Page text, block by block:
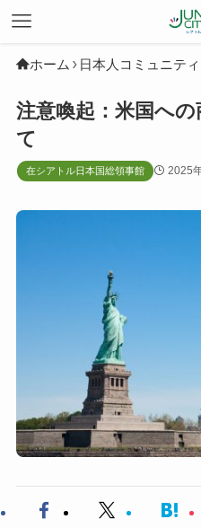
ホーム 日本人コミュニティ
注意喚起：米国へ
て
在シアトル日本国総領事館 2025